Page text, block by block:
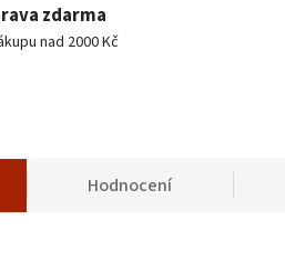
zdarma
nad 2000 Kč
Hodnocení